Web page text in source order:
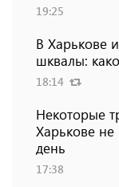
19:25
В Харькове
шквалы:
18:14
Некоторые
Харькове не
день
17:38